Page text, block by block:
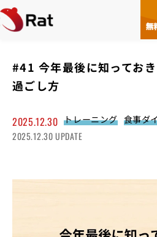
#41 今年最後に知ってお
過ごし方
2025.12.30 トレーニング 食事ダ
2025.12.30 UPDATE